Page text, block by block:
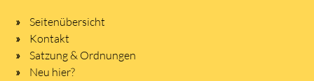
Seitenübersicht
Kontakt
Satzung & Ordnungen
Neu hier?